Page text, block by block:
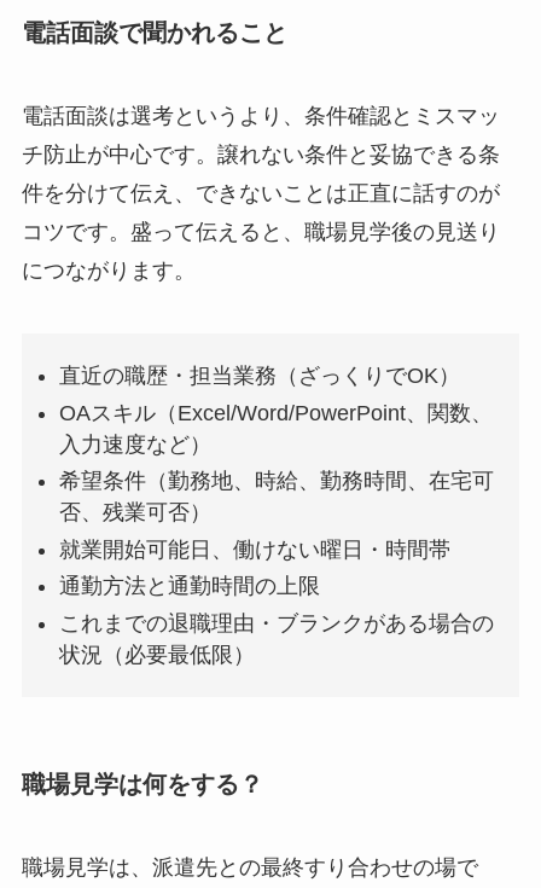
電話面談で聞かれること
電話面談は選考というより、条件確認とミスマッ
チ防止が中心です。譲れない条件と妥協できる条
件を分けて伝え、できないことは正直に話すのが
コツです。盛って伝えると、職場見学後の見送り
につながります。
直近の職歴・担当業務（ざっくりでOK）
OAスキル（Excel/Word/PowerPoint、関数、
入力速度など）
希望条件（勤務地、時給、勤務時間、在宅可
否、残業可否）
就業開始可能日、働けない曜日・時間帯
通勤方法と通勤時間の上限
これまでの退職理由・ブランクがある場合の
状況（必要最低限）
職場見学は何をする？
職場見学は、派遣先との最終すり合わせの場で